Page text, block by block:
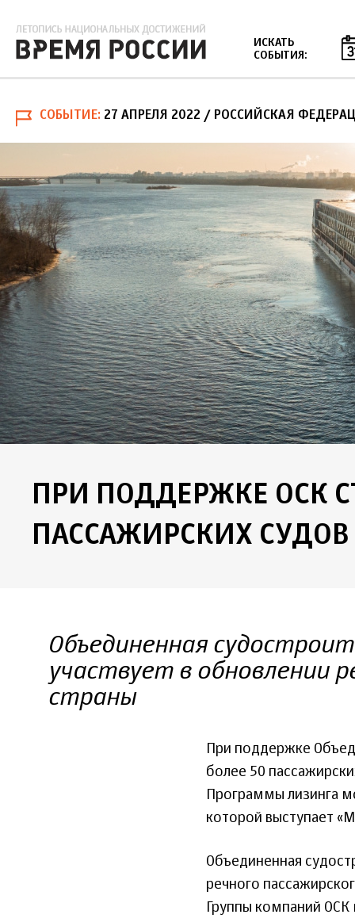
ИСКАТЬ
СОБЫТИЯ:
СОБЫТИЕ 27 АПРЕЛЯ 2022 / РОССИЙСКАЯ
ПРИ ПОДДЕРЖКЕ ОСК
ПАССАЖИРСКИХ СУДОВ
Объединенная
участвует в обновлении
страны
При поддержке
более 50
Программы лизинга
которой выступает
Объединенная
речного
Группы компаний